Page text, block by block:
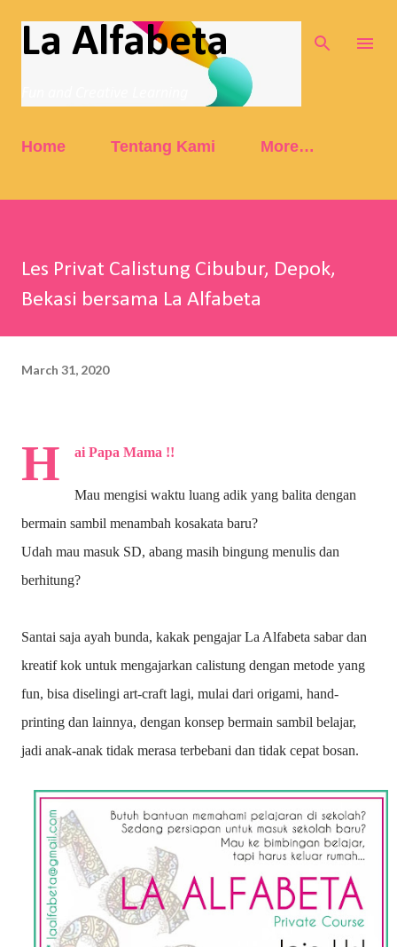
Skip to main content
La Alfabeta
Home Tentang Kami More…
Les Privat Calistung Cibubur, Depok,
Bekasi bersama La Alfabeta
March 31, 2020
H ai Papa Mama !!
Mau mengisi waktu luang adik yang balita dengan
bermain sambil menambah kosakata baru?
Udah mau masuk SD, abang masih bingung menulis dan
berhitung?
Santai saja ayah bunda, kakak pengajar La Alfabeta sabar dan
kreatif kok untuk mengajarkan calistung dengan metode yang
fun, bisa diselingi art-craft lagi, mulai dari origami, hand-
printing dan lainnya, dengan konsep bermain sambil belajar,
jadi anak-anak tidak merasa terbebani dan tidak cepat bosan.